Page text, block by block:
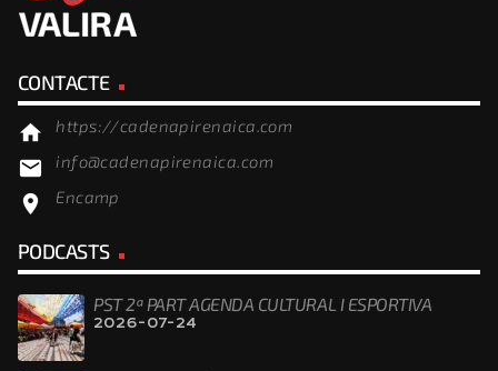
CONTACTE
home https://cadenapirenaica.com
email info@cadenapirenaica.com
location_on Encamp
PODCASTS
PST 2ª PART AGENDA CULTURAL I ESPORTIVA
2026-07-24